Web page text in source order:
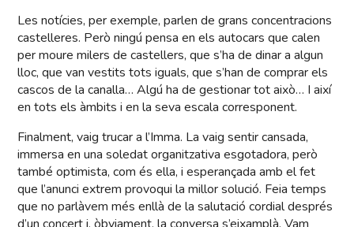
Les notícies, per exemple, parlen de grans concentracions
castelleres. Però ningú pensa en els autocars que calen
per moure milers de castellers, que s’ha de dinar a algun
lloc, que van vestits tots iguals, que s’han de comprar els
cascos de la canalla… Algú ha de gestionar tot això… I així
en tots els àmbits i en la seva escala corresponent.
Finalment, vaig trucar a l’Imma. La vaig sentir cansada,
immersa en una soledat organitzativa esgotadora, però
també optimista, com és ella, i esperançada amb el fet
que l’anunci extrem provoqui la millor solució. Feia temps
que no parlàvem més enllà de la salutació cordial després